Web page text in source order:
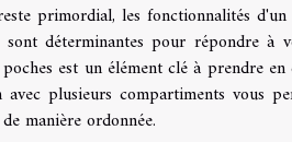
primordial, les fonctionnalités
déterminantes pour répondre à
est un élément clé à prendre
plusieurs compartiments vous
manière ordonnée.